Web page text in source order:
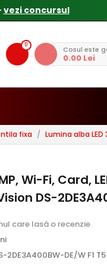
0 Cosul este
0.00 Lei
fixa / Lumina alba LED
Wi-Fi, Card,
DS-
care lasă o recenzie
2DE3A400BW-DE/W F1 T5